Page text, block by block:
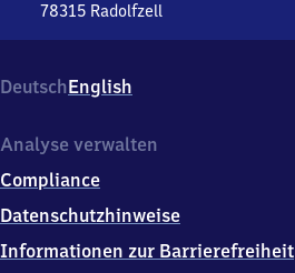
78315 Radolfzell
Güttinger
Str.
7
3
1
Radolfzell
DeutschEnglish
Analyse verwalten
Compliance
Datenschutzhinweise
Informationen zur Barrierefreiheit